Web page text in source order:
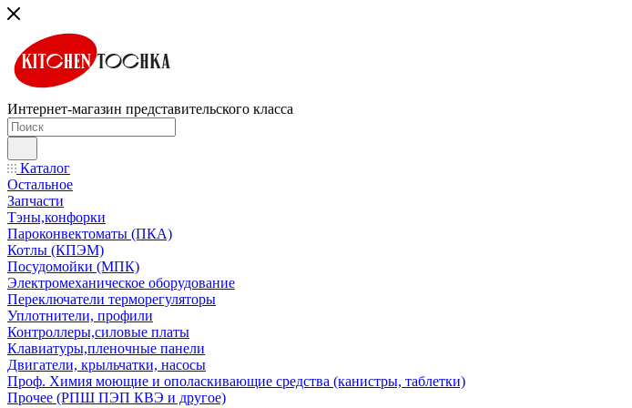
Интернет-магазин представительского класса
Каталог
Остальное
Запчасти
Тэны,конфорки
Пароконвектоматы (ПКА)
Котлы (КПЭМ)
Посудомойки (МПК)
Электромеханическое оборудование
Переключатели терморегуляторы
Уплотнители, профили
Контроллеры,силовые платы
Клавиатуры,пленочные панели
Двигатели, крыльчатки, насосы
Проф. Химия моющие и ополаскивающие средства (канистры, таблетки)
Прочее (РПШ ПЭП КВЭ и другое)